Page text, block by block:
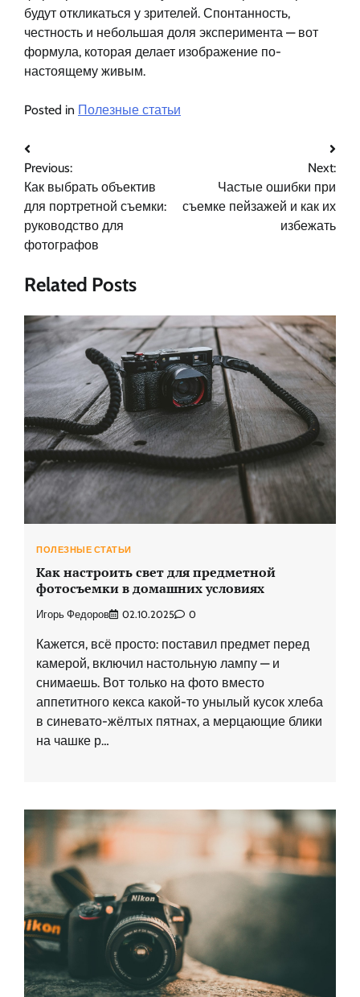
будут откликаться у зрителей. Спонтанность,
честность и небольшая доля эксперимента — вот
формула, которая делает изображение по-
настоящему живым.
Posted in Полезные статьи
Навигация
по
записям
Previous:
Как выбрать объектив
для портретной съемки:
руководство для
фотографов
Next:
Частые ошибки при
съемке пейзажей и как их
избежать
Related Posts
ПОЛЕЗНЫЕ СТАТЬИ
Как настроить свет для предметной
фотосъемки в домашних условиях
Игорь Федоров 02.10.2025 0
Кажется, всё просто: поставил предмет перед
камерой, включил настольную лампу — и
снимаешь. Вот только на фото вместо
аппетитного кекса какой-то унылый кусок хлеба
в синевато-жёлтых пятнах, а мерцающие блики
на чашке р…